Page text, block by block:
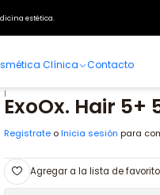
Clínica Contacto
estética.
Multiexosomas
|ExoOx. Hair 5+
Registrate o Inicia sesión para
Agregar a la lista de